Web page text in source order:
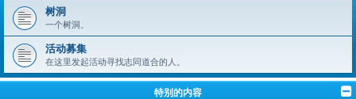
树洞
一个树洞。
活动募集
在这里发起活动寻找志同道合的人。
特别的内容